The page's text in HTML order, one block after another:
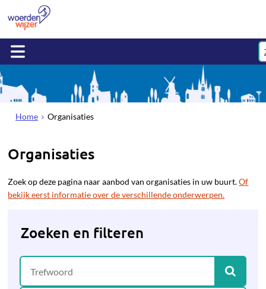
Home Organisaties
Organisaties
Zoek op deze pagina naar aanbod van organisaties in uw buurt.Of
bekijk eerst informatie over de verschillende onderwerpen.
Zoeken en filteren